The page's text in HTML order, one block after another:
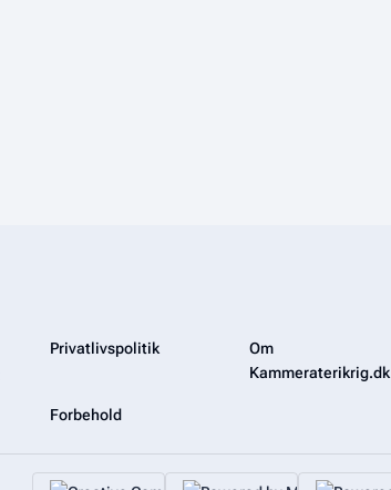
Privatlivspolitik
Om
Kammeraterikrig.dk
Forbehold